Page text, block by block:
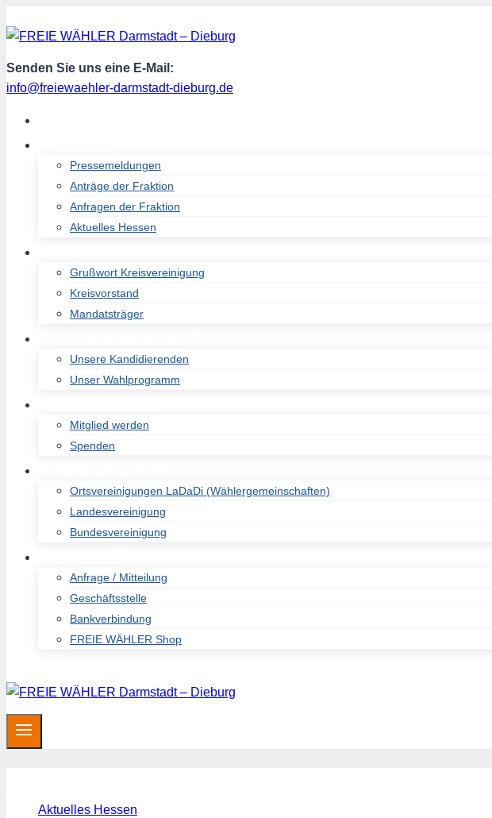
Inhalt
Senden Sie uns eine E-Mail:
info@freiewaehler-darmstadt-dieburg.de
Pressemeldungen
Anträge der Fraktion
Anfragen der Fraktion
Aktuelles Hessen
Grußwort Kreisvereinigung
Kreisvorstand
Mandatsträger
Unsere Kandidierenden
Unser Wahlprogramm
Mitglied werden
Spenden
Ortsvereinigungen LaDaDi (Wählergemeinschaften)
Landesvereinigung
Bundesvereinigung
Anfrage / Mitteilung
Geschäftsstelle
Bankverbindung
FREIE WÄHLER Shop
Aktuelles Hessen